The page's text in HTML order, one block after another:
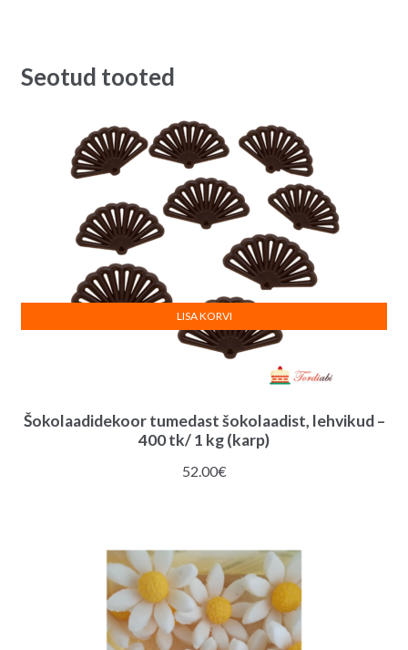
Seotud tooted
Šokolaadidekoor tumedast šokolaadist, lehvikud –
400 tk/ 1 kg (karp)
52.00€
LISA KORVI